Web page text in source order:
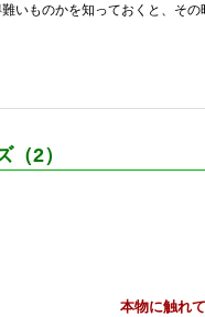
ものかを知っておくと、その
2）
本物に触れ